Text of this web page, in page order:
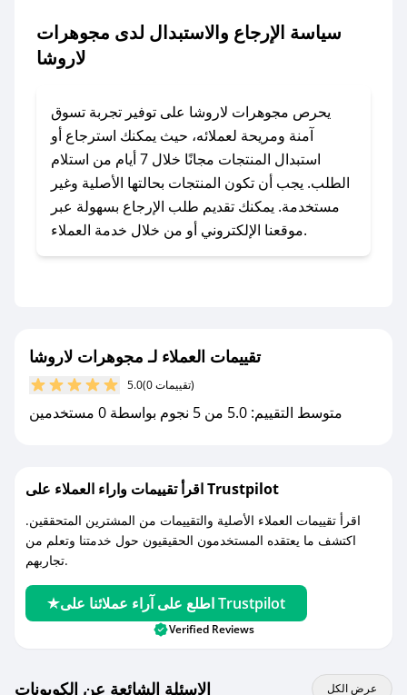
أسرع وقت ممكن.
مجوهرات لاروشا؟
للحصول على كوبونات وخصومات حصرية، قم بما
يلي:
في تطبيق صحصح.
- تابع حسابنا الرسمي على تويتر وقم بتفعيل زر
سياسة الإرجاع والاستبدال لدى مجوهرات
لاروشا
يحرص مجوهرات لاروشا على توفير تجربة تسوق
آمنة ومريحة لعملائه، حيث يمكنك استرجاع أو
استبدال المنتجات مجانًا خلال 7 أيام من استلام
الطلب. يجب أن تكون المنتجات بحالتها الأصلية وغير
مستخدمة. يمكنك تقديم طلب الإرجاع بسهولة عبر
موقعنا الإلكتروني أو من خلال خدمة العملاء.
تقييمات العملاء لـ مجوهرات لاروشا
5.0 (0 تقييمات)
متوسط التقييم: 5.0 من 5 نجوم بواسطة 0 مستخدمين
اقرأ تقييمات واراء العملاء على Trustpilot
اقرأ تقييمات العملاء الأصلية والتقييمات من المشترين المتحققين.
اكتشف ما يعتقده المستخدمون الحقيقيون حول خدمتنا وتعلم من
تجاربهم.
اطلع على آراء عملائنا على Trustpilot
Verified Reviews
الاسئلة الشائعة عن الكوبونات عرض الكل